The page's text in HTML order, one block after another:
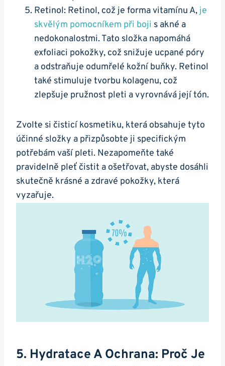
Retinol: ‌Retinol, což je ‍forma vitamínu A,⁤ je
skvělým ⁤pomocníkem při⁢ boji s akné a
nedokonalostmi. Tato složka napomáhá
exfoliaci pokožky, ⁢což​ snižuje ucpané póry
a odstraňuje odumřelé kožní buňky. Retinol
také ⁤stimuluje tvorbu kolagenu, což⁢
zlepšuje⁣ pružnost ‍pleti a vyrovnává její tón.
Zvolte si⁢ čisticí kosmetiku, ⁢která ⁤obsahuje tyto
účinné složky⁢ a přizpůsobte ji specifickým
potřebám vaší pleti. Nezapomeňte také
pravidelně pleť čistit​ a ošetřovat,⁣ abyste dosáhli
⁣skutečně krásné a‌ zdravé pokožky, která
vyzařuje.
5. Hydratace A‍ Ochrana: Proč Je⁣